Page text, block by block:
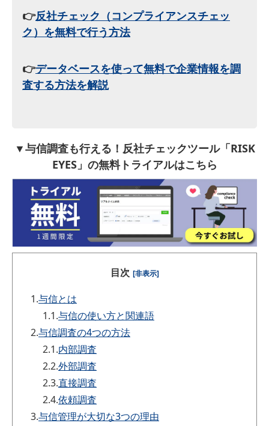
👉反社チェック（コンプライアンスチェッ
ク）を無料で行う方法
👉データベースを使って無料で企業情報を調
査する方法を解説
▼与信調査も行える！反社チェックツール「RISK
EYES」の無料トライアルはこちら
目次 [非表示]
1.与信とは
1.1.与信の使い方と関連語
2.与信調査の4つの方法
2.1.内部調査
2.2.外部調査
2.3.直接調査
2.4.依頼調査
3.与信管理が大切な3つの理由